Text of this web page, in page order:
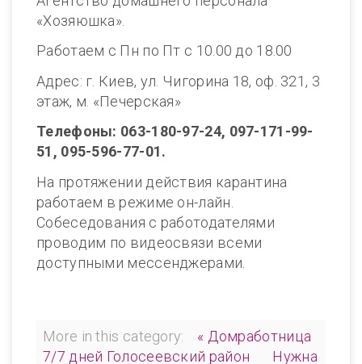
«Хозяюшка».
Работаем с Пн по Пт с 10.00 до 18.00
Адрес: г. Киев, ул. Чигорина 18, оф. 321, 3
этаж, м. «Печерская»
Телефоны: 063-180-97-24, 097-171-99-
51, 095-596-77-01.
На протяжении действия карантина
работаем в режиме он-лайн.
Собеседования с работодателями
проводим по видеосвязи всеми
доступными мессенджерами.
More in this category:
« Домработница
7/7 дней Голосеевский район
Нужна